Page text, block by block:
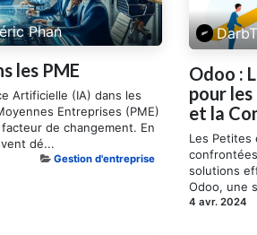
Phan
les PME
Artificielle (IA) dans les
Entreprises (PME)
de changement. En
dé...
Gestion d'entreprise
Odoo :
pour
et la
Les Petites
solutions
Odoo, une
4 avr. 2024